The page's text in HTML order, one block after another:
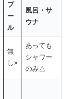
プ
ー
ル
風呂・サ
ウナ
無
し×
あっても
シャワー
のみ△